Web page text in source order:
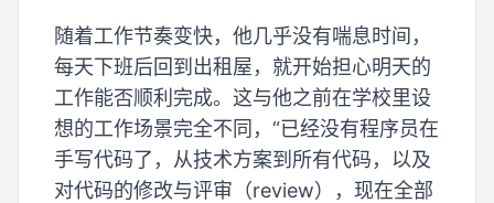
随着工作节奏变快，他几乎没有喘息时间，
每天下班后回到出租屋，就开始担心明天的
工作能否顺利完成。这与他之前在学校里设
想的工作场景完全不同，“已经没有程序员在
手写代码了，从技术方案到所有代码，以及
对代码的修改与评审（review），现在全部